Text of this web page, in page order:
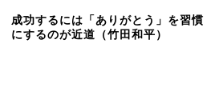
成功するには「ありがとう」を習慣
にするのが近道（竹田和平）